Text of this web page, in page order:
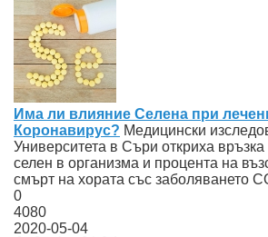
Има ли влияние Селена при
Коронавирус? Медицински
Университета в Съри откриха
селен в организма и процента на
смърт на хората със заболяването
0
4080
2020-05-04